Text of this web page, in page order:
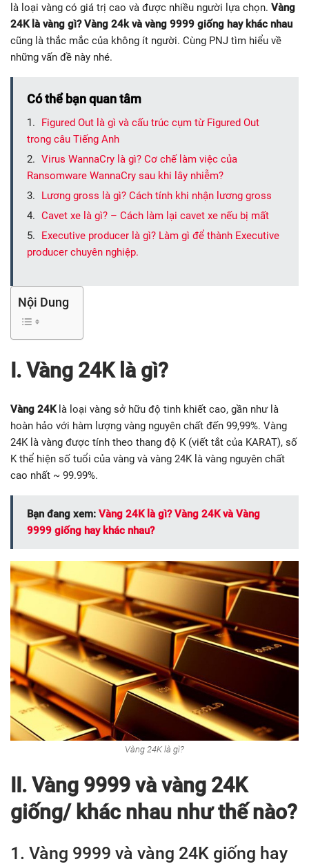
là loại vàng có giá trị cao và được nhiều người lựa chọn. Vàng
24K là vàng gì? Vàng 24k và vàng 9999 giống hay khác nhau
cũng là thắc mắc của không ít người. Cùng PNJ tìm hiểu về
những vấn đề này nhé.
Có thể bạn quan tâm
Figured Out là gì và cấu trúc cụm từ Figured Out
trong câu Tiếng Anh
Virus WannaCry là gì? Cơ chế làm việc của
Ransomware WannaCry sau khi lây nhiễm?
Lương gross là gì? Cách tính khi nhận lương gross
Cavet xe là gì? – Cách làm lại cavet xe nếu bị mất
Executive producer là gì? Làm gì để thành Executive
producer chuyên nghiệp.
Nội Dung
I. Vàng 24K là gì?
Vàng 24Klà loại vàng sở hữu độ tinh khiết cao, gần như là
hoàn hảo với hàm lượng vàng nguyên chất đến 99,99%. Vàng
24K là vàng được tính theo thang độ K (viết tắt của KARAT), số
K thể hiện số tuổi của vàng và vàng 24K là vàng nguyên chất
cao nhất ~ 99.99%.
Bạn đang xem: Vàng 24K là gì? Vàng 24K và Vàng
9999 giống hay khác nhau?
Vàng 24K là gì?
II. Vàng 9999 và vàng 24K
giống/ khác nhau như thế nào?
1. Vàng 9999 và vàng 24K giống hay